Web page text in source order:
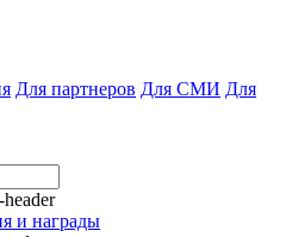
Для партнеров Для СМИ Для
и награды